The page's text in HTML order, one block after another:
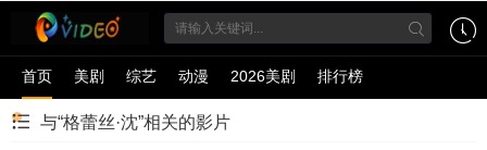
首页 美剧 综艺 动漫 2026美剧 排行榜
与“格蕾丝·沈”相关的影片